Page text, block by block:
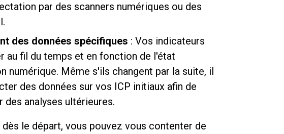
par des scanners numériques ou des
des données spécifiques : Vos indicateurs
au fil du temps et en fonction de l'état
numérique. Même s'ils changent par la suite, il
des données sur vos ICP initiaux afin de
analyses ultérieures.
le départ, vous pouvez vous contenter de